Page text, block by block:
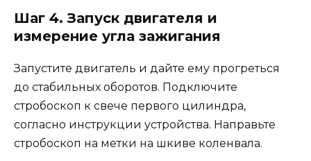
Шаг 4. Запуск двигателя и
измерение угла зажигания
Запустите двигатель и дайте ему прогреться
до стабильных оборотов. Подключите
стробоскоп к свече первого цилиндра,
согласно инструкции устройства. Направьте
стробоскоп на метки на шкиве коленвала.